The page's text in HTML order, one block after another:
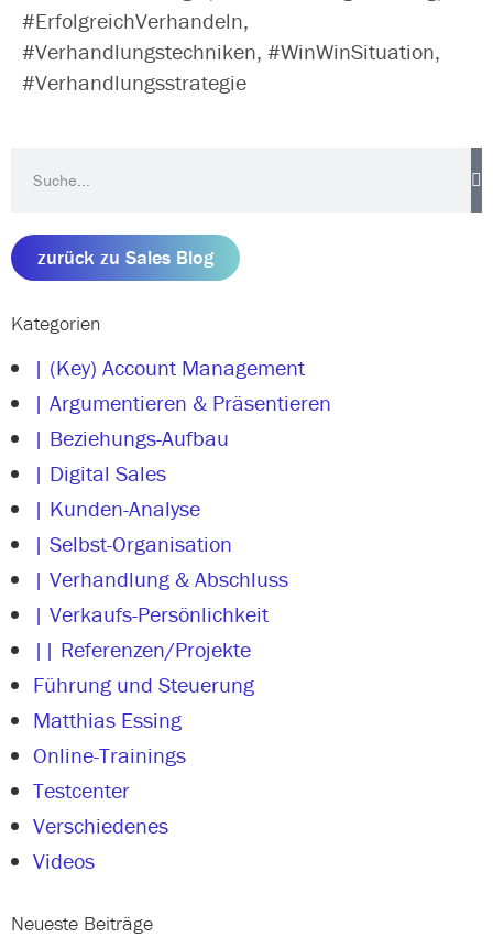
#ErfolgreichVerhandeln,
#Verhandlungstechniken, #WinWinSituation,
#Verhandlungsstrategie
zurück zu Sales Blog
Kategorien
| (Key) Account Management
| Argumentieren & Präsentieren
| Beziehungs-Aufbau
| Digital Sales
| Kunden-Analyse
| Selbst-Organisation
| Verhandlung & Abschluss
| Verkaufs-Persönlichkeit
|| Referenzen/Projekte
Führung und Steuerung
Matthias Essing
Online-Trainings
Testcenter
Verschiedenes
Videos
Neueste Beiträge